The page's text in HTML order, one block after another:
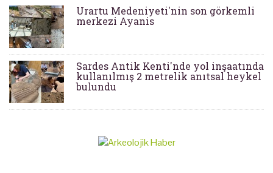
Urartu Medeniyeti'nin son görkemli
merkezi Ayanis
Sardes Antik Kenti'nde yol inşaatında
kullanılmış 2 metrelik anıtsal heykel
bulundu